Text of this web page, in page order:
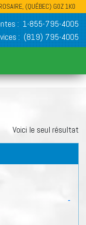
(QUÉBEC) G0Z 1K0
: 1-855-795-4005
: (819) 795-4005
Voici le seul résultat
-